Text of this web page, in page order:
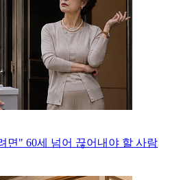
면" 60세 넘어 끊어내야 할 사람